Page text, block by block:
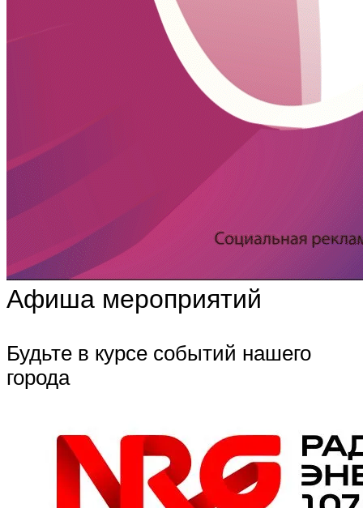
Афиша мероприятий
Будьте в курсе событий нашего
города